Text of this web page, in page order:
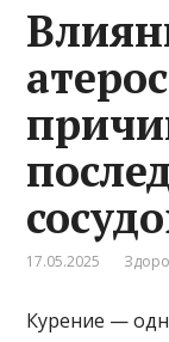
17.05.2025
Курение —